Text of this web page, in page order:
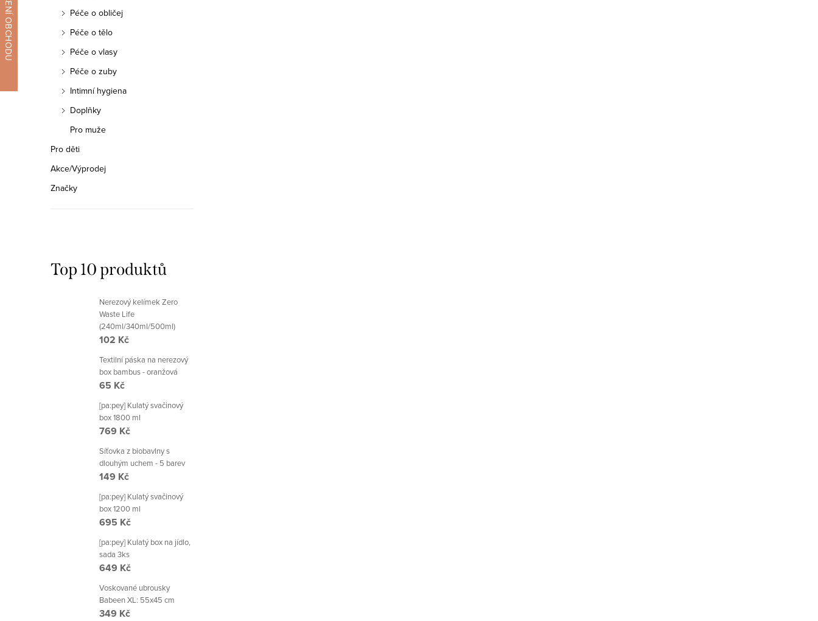
Péče o obličej
Péče o tělo
Péče o vlasy
Péče o zuby
Intimní hygiena
Doplňky
Pro muže
Pro děti
Akce/Výprodej
Značky
Top 10 produktů
Nerezový kelímek Zero
Waste Life
(240ml/340ml/500ml)
102 Kč
Textilní páska na nerezový
box bambus - oranžová
65 Kč
[pa:pey] Kulatý svačinový
box 1800 ml
769 Kč
Síťovka z biobavlny s
dlouhým uchem - 5 barev
149 Kč
[pa:pey] Kulatý svačinový
box 1200 ml
695 Kč
[pa:pey] Kulatý box na jídlo,
sada 3ks
649 Kč
Voskované ubrousky
Babeen XL: 55x45 cm
349 Kč